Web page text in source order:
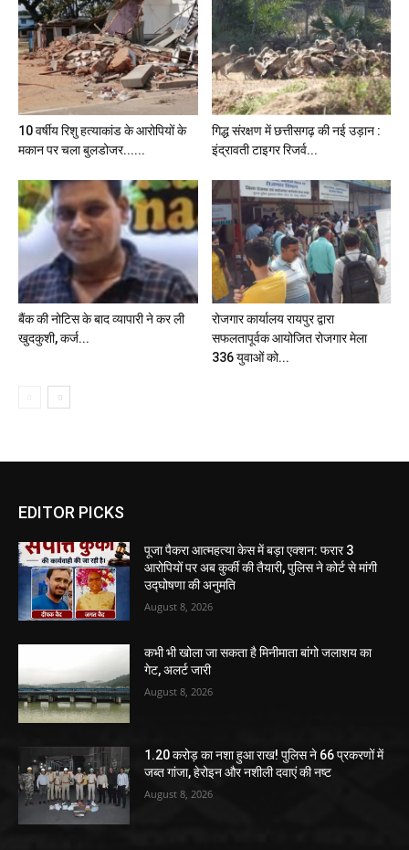
10 वर्षीय रिशु हत्याकांड के आरोपियों के
मकान पर चला बुलडोजर......
गिद्ध संरक्षण में छत्तीसगढ़ की नई उड़ान :
इंद्रावती टाइगर रिजर्व...
बैंक की नोटिस के बाद व्यापारी ने कर ली
खुदकुशी, कर्ज...
रोजगार कार्यालय रायपुर द्वारा
सफलतापूर्वक आयोजित रोजगार मेला
336 युवाओं को...
EDITOR PICKS
पूजा पैकरा आत्महत्या केस में बड़ा एक्शन: फरार 3
आरोपियों पर अब कुर्की की तैयारी, पुलिस ने कोर्ट से मांगी
उद्घोषणा की अनुमति
August 8, 2026
कभी भी खोला जा सकता है मिनीमाता बांगो जलाशय का
गेट, अलर्ट जारी
August 8, 2026
1.20 करोड़ का नशा हुआ राख! पुलिस ने 66 प्रकरणों में
जब्त गांजा, हेरोइन और नशीली दवाएं की नष्ट
August 8, 2026